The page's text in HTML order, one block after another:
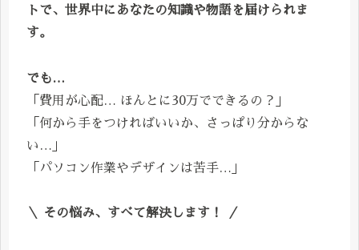
トで、世界中にあなたの知識や物語を届けられま
す。
でも…
「費用が心配… ほんとに30万でできるの？」
「何から手をつければいいか、さっぱり分からな
い…」
「パソコン作業やデザインは苦手…」
＼ その悩み、すべて解決します！ ／